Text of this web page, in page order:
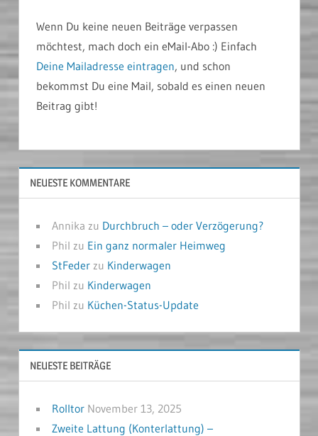
Wenn Du keine neuen Beiträge verpassen
möchtest, mach doch ein eMail-Abo :) Einfach
Deine Mailadresse eintragen, und schon
bekommst Du eine Mail, sobald es einen neuen
Beitrag gibt!
NEUESTE KOMMENTARE
Annika zu Durchbruch – oder Verzögerung?
Phil zu Ein ganz normaler Heimweg
StFederzu Kinderwagen
Phil zu Kinderwagen
Phil zu Küchen-Status-Update
NEUESTE BEITRÄGE
Rolltor November 13, 2025
Zweite Lattung (Konterlattung) –